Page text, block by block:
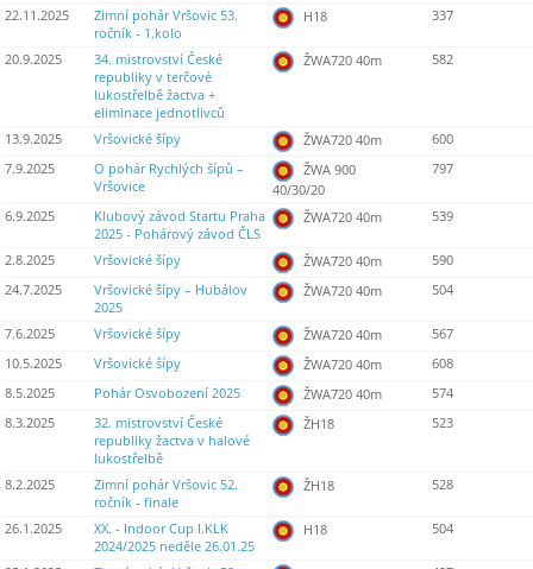
22.11.2025
Zimní pohár Vršovic 53.
ročník - 1.kolo
H18 337
20.9.2025
34. mistrovství České
republiky v terčové
lukostřelbě žactva +
eliminace jednotlivců
ŽWA720 40m 582
13.9.2025 Vršovické šípy ŽWA720 40m
600
7.9.2025
O pohár Rychlých šípů –
Vršovice
ŽWA 900
40/30/20
797
6.9.2025
Klubový závod Startu Praha
2025 - Pohárový závod ČLS
ŽWA720 40m 539
2.8.2025 Vršovické šípy ŽWA720 40m
590
24.7.2025
Vršovické šípy – Hubálov
2025
ŽWA720 40m 504
7.6.2025 Vršovické šípy ŽWA720 40m
567
10.5.2025
Vršovické šípy ŽWA720 40m
608
8.5.2025
Pohár Osvobození 2025 ŽWA720 40m
574
8.3.2025
32. mistrovství České
republiky žactva v halové
lukostřelbě
ŽH18 523
8.2.2025
Zimní pohár Vršovic 52.
ročník - finale
ŽH18 528
26.1.2025
XX. - Indoor Cup I.KLK
2024/2025 neděle 26.01.25
H18 504